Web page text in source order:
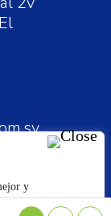
y
nuestro sitio